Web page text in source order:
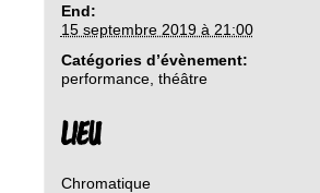
End:
15 septembre 2019 à 21:00
Catégories d’évènement:
performance, théâtre
LIEU
Chromatique